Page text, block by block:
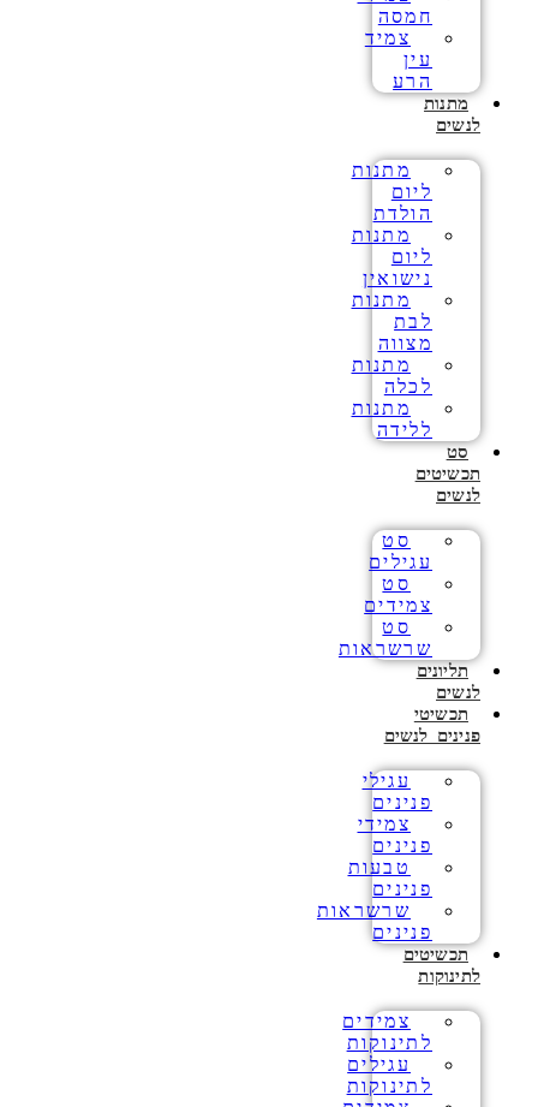
חמסה
צמיד
עין
הרע
מתנות
לנשים
מתנות
ליום
הולדת
מתנות
ליום
נישואין
מתנות
לבת
מצווה
מתנות
לכלה
מתנות
ללידה
סט
תכשיטים
לנשים
סט
עגילים
סט
צמידים
סט
שרשראות
תליונים
לנשים
תכשיטי
פנינים לנשים
עגילי
פנינים
צמידי
פנינים
טבעות
פנינים
שרשראות
פנינים
תכשיטים
לתינוקות
צמידים
לתינוקות
עגילים
לתינוקות